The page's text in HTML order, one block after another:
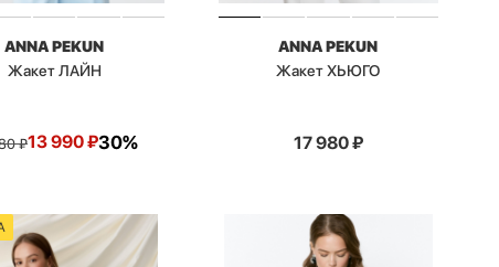
ANNA PEKUN
Жакет ЛАЙН
₽13 990₽30%
ANNA PEKUN
Жакет ХЬЮГО
17 980₽